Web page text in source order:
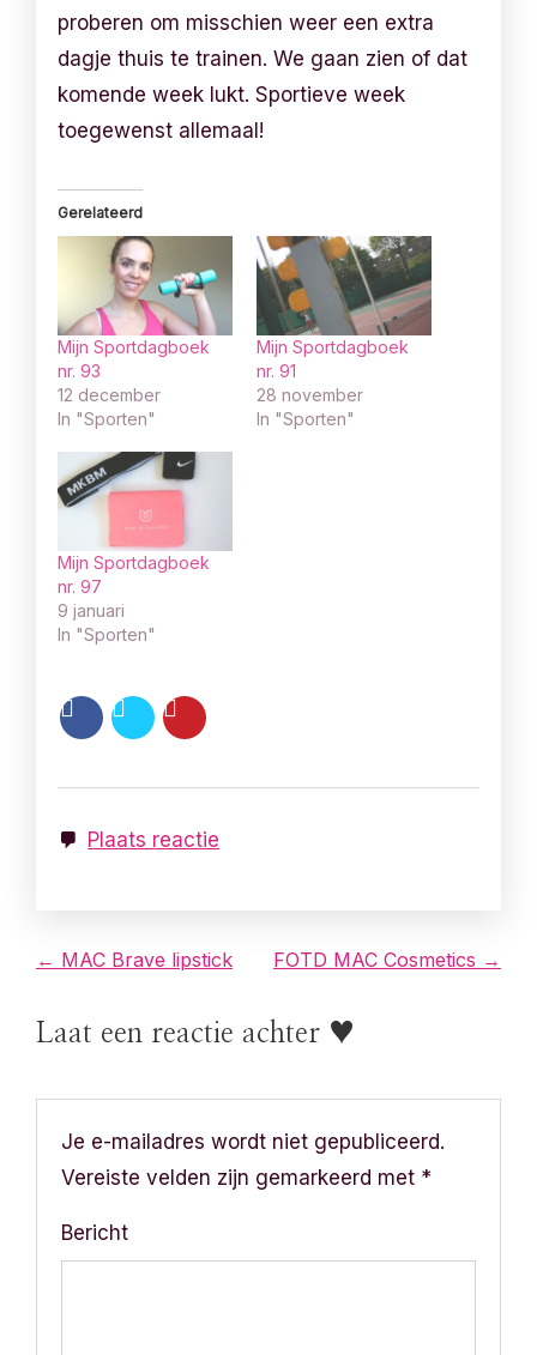
proberen om misschien weer een extra
dagje thuis te trainen. We gaan zien of dat
komende week lukt. Sportieve week
toegewenst allemaal!
Gerelateerd
Mijn Sportdagboek
nr. 93
12 december
In "Sporten"
Mijn Sportdagboek
nr. 91
28 november
In "Sporten"
Mijn Sportdagboek
nr. 97
9 januari
In "Sporten"
Plaats reactie
B
e
← MAC Brave lipstick FOTD MAC Cosmetics →
Laat een reactie achter ♥
Je e-mailadres wordt niet gepubliceerd.
Vereiste velden zijn gemarkeerd met *
Bericht